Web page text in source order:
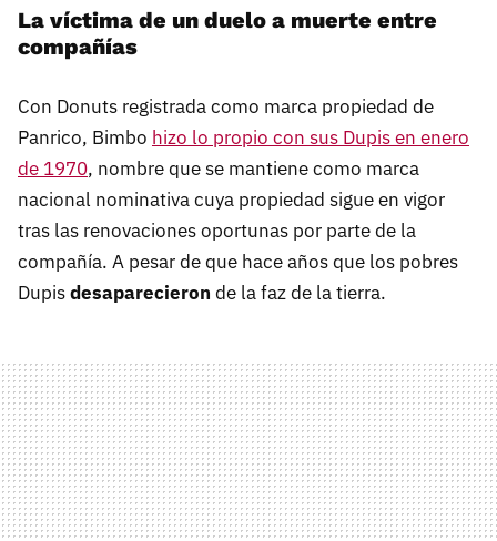
La víctima de un duelo a muerte entre
compañías
Con Donuts registrada como marca propiedad de
Panrico, Bimbo hizo lo propio con sus Dupis en enero
de 1970, nombre que se mantiene como marca
nacional nominativa cuya propiedad sigue en vigor
tras las renovaciones oportunas por parte de la
compañía. A pesar de que hace años que los pobres
Dupisdesaparecieron de la faz de la tierra.